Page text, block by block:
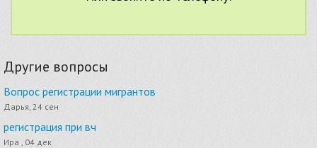
Другие вопросы
Вопрос регистрации мигрантов
Дарья, 24 сен
регистрация при вч
Ира , 04 дек